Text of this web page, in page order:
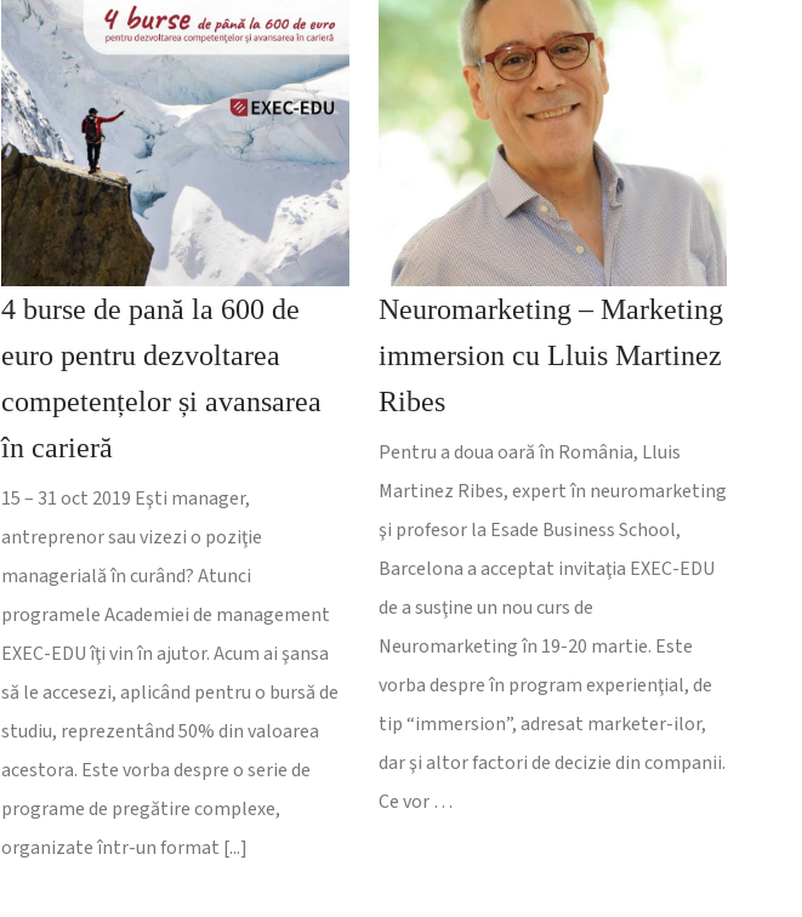
4 burse de pană la 600 de
euro pentru dezvoltarea
competențelor și avansarea
în carieră
15 – 31 oct 2019 Eşti manager,
antreprenor sau vizezi o poziţie
managerială în curând? Atunci
programele Academiei de management
EXEC-EDU îţi vin în ajutor. Acum ai şansa
să le accesezi, aplicând pentru o bursă de
studiu, reprezentând 50% din valoarea
acestora. Este vorba despre o serie de
programe de pregătire complexe,
organizate într-un format [...]
Neuromarketing – Marketing
immersion cu Lluis Martinez
Ribes
Pentru a doua oară în România, Lluis
Martinez Ribes, expert în neuromarketing
şi profesor la Esade Business School,
Barcelona a acceptat invitaţia EXEC-EDU
de a susţine un nou curs de
Neuromarketing în 19-20 martie. Este
vorba despre în program experienţial, de
tip “immersion”, adresat marketer-ilor,
dar şi altor factori de decizie din companii.
Ce vor …